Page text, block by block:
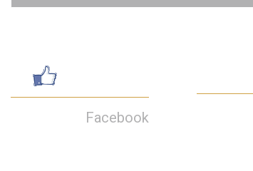
Facebook